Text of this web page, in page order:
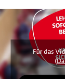
Für das
(